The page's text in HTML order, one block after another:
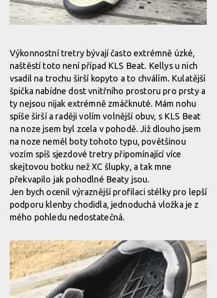
První tretry značky KLS. model BEAT, to jsou pohodlné
výkonnostní tretry se stahovacím kolečkem
První tretry značky KLS. model BEAT, to jsou pohodlné
výkonnostní tretry se stahovacím kolečkem
První tretry značky KLS. model BEAT, to jsou pohodlné
výkonnostní tretry se stahovacím kolečkem
První tretry značky KLS. model BEAT, to jsou pohodlné
výkonnostní tretry se stahovacím kolečkem
První tretry značky KLS. model BEAT, to jsou pohodlné
KLS BEAT - pohodlné výkonnostní tretry se stahovacím
kolečkem
KLS BEAT - pohodlné výkonnostní tretry se stahovacím
kolečkem
KLS BEAT - pohodlné výkonnostní tretry se stahovacím
kolečkem
kolečkem
KLS BEAT - pohodlné výkonnostní tretry se stahovacím
kolečkem
Výkonnostní tretry bývají často extrémně úzké,
naštěstí toto není případ KLS Beat. Kellys u nich
vsadil na trochu širší kopyto a to chválím. Kulatější
špička nabídne dost vnitřního prostoru pro prsty a
ty nejsou nijak extrémně zmáčknuté. Mám nohu
spíše širší a raději volím volnější obuv, s KLS Beat
na noze jsem byl zcela v pohodě. Již dlouho jsem
na noze neměl boty tohoto typu, povětšinou
vozím spíš sjezdové tretry připomínající více
skejtovou botku než XC šlupky, a tak mne
překvapilo jak pohodlné Beaty jsou.
Jen bych ocenil výraznější profilaci stélky pro lepší
podporu klenby chodidla, jednoduchá vložka je z
mého pohledu nedostatečná.